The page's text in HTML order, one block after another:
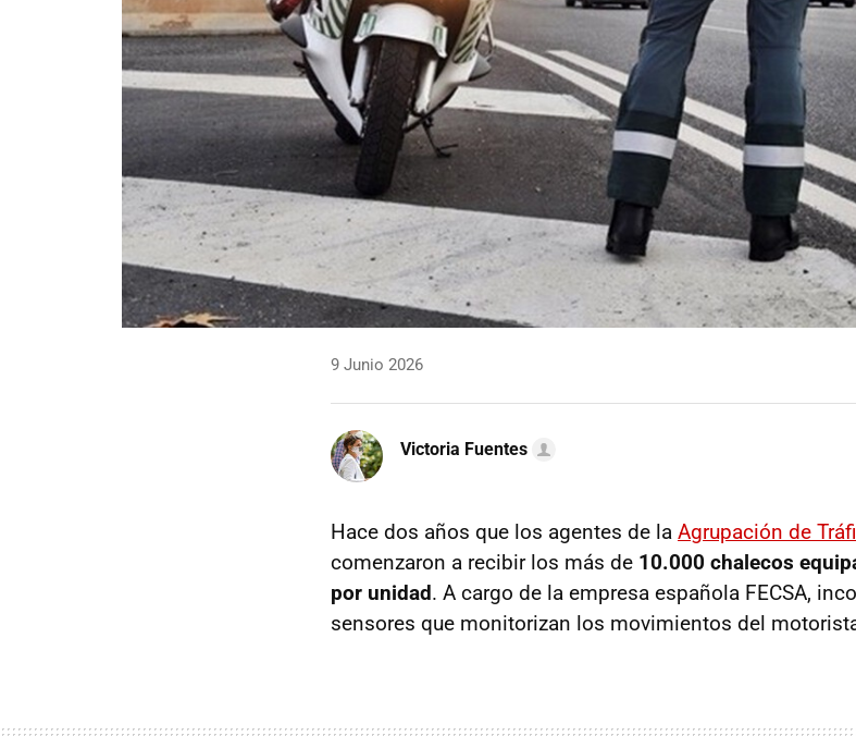
9 Junio 2026
Victoria Fuentes
Hace dos años que los agentes de la Agrupación de
comenzaron a recibir los más de 10.000 chalecos
por unidad. A cargo de la empresa española FECSA,
sensores que monitorizan los movimientos del